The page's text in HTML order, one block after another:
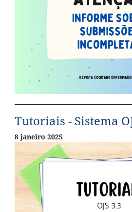
Tutoriais - Sistema
8 janeiro 2025